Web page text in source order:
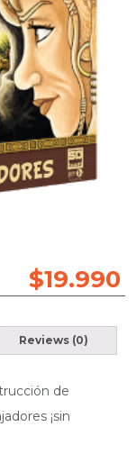
$19.990
Reviews (0)
de
¡sin